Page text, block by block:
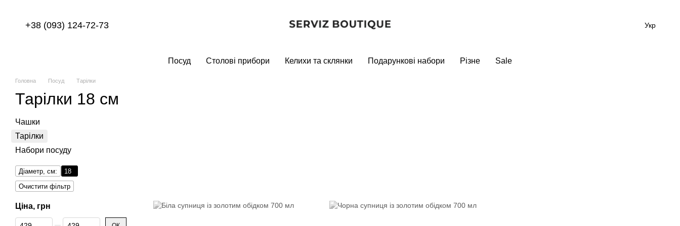
+38 (093) 124-72-73 Укр
Посуд Столові прибори Келихи та склянки Подарункові набори Різне Sale
Головна Посуд Тарілки
Тарілки 18 см
Чашки
Тарілки
Набори посуду
Діаметр, см:
18
Очистити фільтр
Ціна, грн
Від Ціна, грн
До Ціна, грн